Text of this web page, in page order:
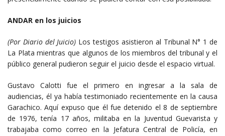
ANDAR en los juicios
(Por Diario del Juicio) Los testigos asistieron al Tribunal N° 1 de
La Plata mientras que algunos de los miembros del tribunal y el
público general pudieron seguir el juicio desde el espacio virtual.
Gustavo Calotti fue el primero en ingresar a la sala de
audiencias, él ya había testimoniado recientemente en la causa
Garachico. Aquí expuso que él fue detenido el 8 de septiembre
de 1976, tenía 17 años, militaba en la Juventud Guevarista y
trabajaba como correo en la Jefatura Central de Policía, en